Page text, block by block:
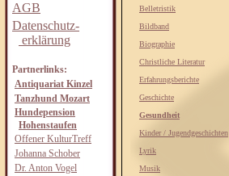
AGB
Datenschutz-
erklärung
Partnerlinks:
Antiquariat Kinzel
Tanzhund Mozart
Hundepension
Hohenstaufen
Offener KulturTreff
Johanna Schober
Dr. Anton Vogel
Belletristik
Bildband
Biographie
Christliche Literatur
Erfahrungsberichte
Geschichte
Gesundheit
Kinder / Jugendgeschichten
Lyrik
Musik